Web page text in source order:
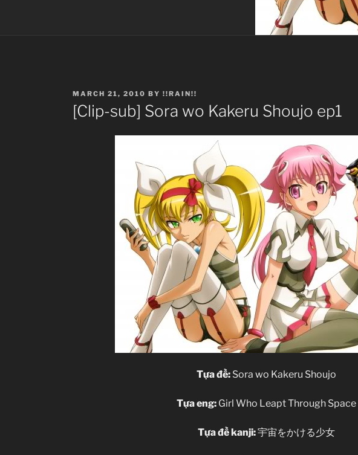
POSTED
ON
MARCH 21, 2010 BY !!RAIN!!
[Clip-sub] Sora wo Kakeru Shoujo ep1
Tựa đề:Sora wo Kakeru Shoujo
Tựa eng:Girl Who Leapt Through Space
Tựa đề kanji:宇宙をかける少女